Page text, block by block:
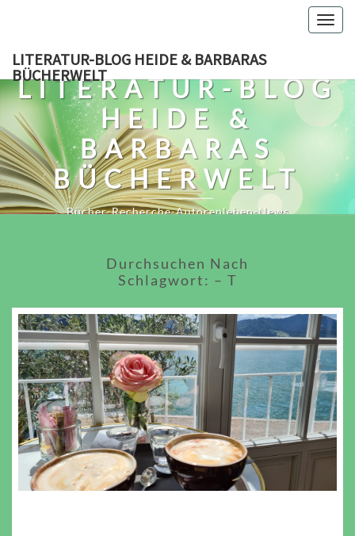
content
LITERATUR-BLOG HEIDE & BARBARAS
BÜCHERWELT
LITERATUR-BLOG
HEIDE &
BARBARAS
BÜCHERWELT
Bücher-Recherche-Autorenleben-News
Durchsuchen Nach
Schlagwort: – T